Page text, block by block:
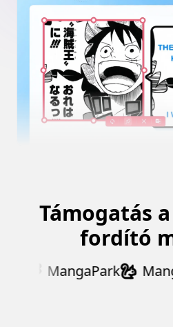
Támogatás
fordító
MangaPark